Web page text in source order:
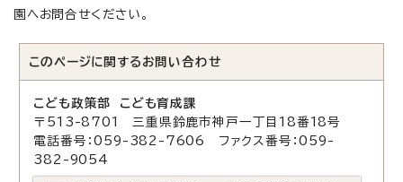
園へお問合せください。
このページに関する お問い合わせ
こども政策部 こども育成課
〒513-8701 三重県鈴鹿市神戸一丁目18番18号
電話番号：059-382-7606 ファクス番号：059-
382-9054